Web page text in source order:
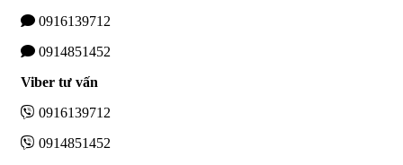
0916139712
0914851452
Viber tư vấn
0916139712
0914851452